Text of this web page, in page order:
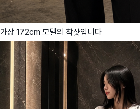
가상 172cm 모델의 착샷입니다